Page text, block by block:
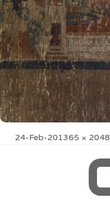
Posted
24-Feb-20Full
1365 × 2048